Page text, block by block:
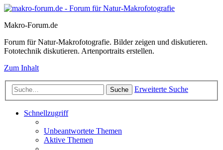
Makro-Forum.de
Forum für Natur-Makrofotografie. Bilder zeigen und diskutieren.
Fototechnik diskutieren. Artenportraits erstellen.
Zum Inhalt
Suche Erweiterte Suche
Schnellzugriff
Unbeantwortete Themen
Aktive Themen